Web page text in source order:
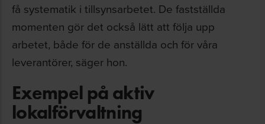
få systematik i tillsynsarbetet. De fastställda
momenten gör det också lätt att följa upp
arbetet, både för de anställda och för våra
leverantörer, säger hon.
Exempel på aktiv
lokalförvaltning